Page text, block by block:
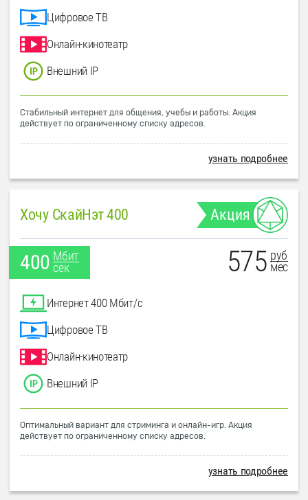
Цифровое ТВ
Онлайн-кинотеатр
Внешний IP
Стабильный интернет для общения, учебы и работы. Акция
действует по ограниченному списку адресов.
узнать подробнее
Хочу СкайНэт 400 Акция
400 Мбит
сек
575 руб
мес
Интернет 400 Мбит/с
Цифровое ТВ
Онлайн-кинотеатр
Внешний IP
Оптимальный вариант для стриминга и онлайн-игр. Акция
действует по ограниченному списку адресов.
узнать подробнее